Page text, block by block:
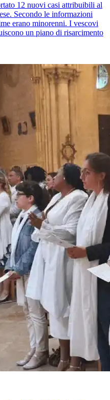
12 nuovi casi attribuibili al
Secondo le informazioni
erano minorenni. I vescovi
un piano di risarcimento